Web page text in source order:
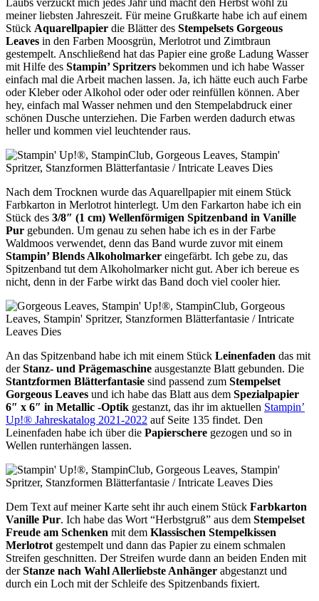
meiner liebsten Jahreszeit. Für meine Grußkarte habe ich auf einem
Stück Aquarellpapier die Blätter des Stempelsets Gorgeous
Leaves in den Farben Moosgrün, Merlotrot und Zimtbraun
gestempelt. Anschließend hat das Papier eine große Ladung Wasser
mit Hilfe des Stampin’ Spritzers bekommen und ich habe Wasser
einfach mal die Arbeit machen lassen. Ja, ich hätte euch auch Farbe
oder Kleber oder Alkohol oder oder oder reinfüllen können. Aber
hey, einfach mal Wasser nehmen und den Stempelabdruck einer
schönen Dusche unterziehen. Die Farben werden dadurch etwas
heller und kommen viel leuchtender raus.
Nach dem Trocknen wurde das Aquarellpapier mit einem Stück
Farbkarton in Merlotrot hinterlegt. Um den Farkarton habe ich ein
Stück des 3/8″ (1 cm) Wellenförmigen Spitzenband in Vanille
Pur gebunden. Um genau zu sehen habe ich es in der Farbe
Waldmoos verwendet, denn das Band wurde zuvor mit einem
Stampin’ Blends Alkoholmarker eingefärbt. Ich gebe zu, das
Spitzenband tut dem Alkoholmarker nicht gut. Aber ich bereue es
nicht, denn in der Farbe wirkt das Band doch viel cooler hier.
An das Spitzenband habe ich mit einem Stück Leinenfaden das mit
derStanz- und Prägemaschine ausgestanzte Blatt gebunden. Die
Stantzformen Blätterfantasie sind passend zum Stempelset
Gorgeous Leaves und ich habe das Blatt aus dem Spezialpapier
6″ x 6″ in Metallic -Optik gestanzt, das ihr im aktuellen Stampin’
Up!® Jahreskatalog 2021-2022 auf Seite 135 findet. Den
Leinenfaden habe ich über die Papierschere gezogen und so in
Wellen runterhängen lassen.
Dem Text auf meiner Karte seht ihr auch einem Stück Farbkarton
Vanille Pur. Ich habe das Wort “Herbstgruß” aus dem Stempelset
Freude am Schenken mit dem Klassischen Stempelkissen
Merlotrot gestempelt und dann das Papier zu einem schmalen
Streifen geschnitten. Der Streifen wurde dann an beiden Enden mit
derStanze nach Wahl Allerliebste Anhänger abgestanzt und
durch ein Loch mit der Schleife des Spitzenbands fixiert.